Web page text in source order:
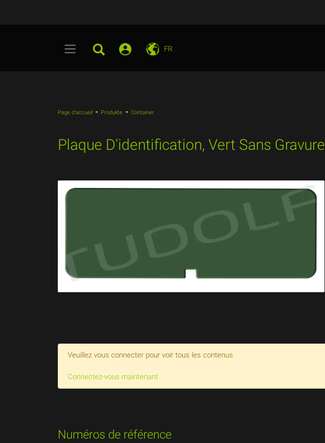
FR
Page d'accueil Produkte Container
Plaque D'identification, Vert Sans Gravure
Veuillez vous connecter pour voir tous les contenus
Connectez-vous maintenant
Numéros de référence